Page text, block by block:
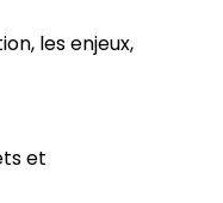
les enjeux,
et